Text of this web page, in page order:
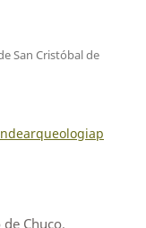
San Cristóbal de
Chuco,